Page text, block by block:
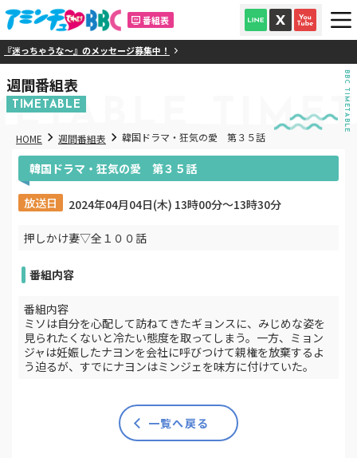
番組表
迷っちゃうな～』のメッセージ募集中！
週間番組表
TIMETABLE BBC TIMETABLE
HOME 週間番組表 韓国ドラマ・狂気の愛 第３５話
韓国ドラマ・狂気の愛 第３５話
放送日 2024年04月04日(木) 13時00分〜13時30分
押しかけ妻▽全１００話
番組内容
番組内容
ミソは自分を心配して訪ねてきたギョンスに、みじめな姿を
見られたくないと冷たい態度を取ってしまう。一方、ミョン
ジャは妊娠したナヨンを会社に呼びつけて親権を放棄するよ
う迫るが、すでにナヨンはミンジェを味方に付けていた。
一覧へ戻る